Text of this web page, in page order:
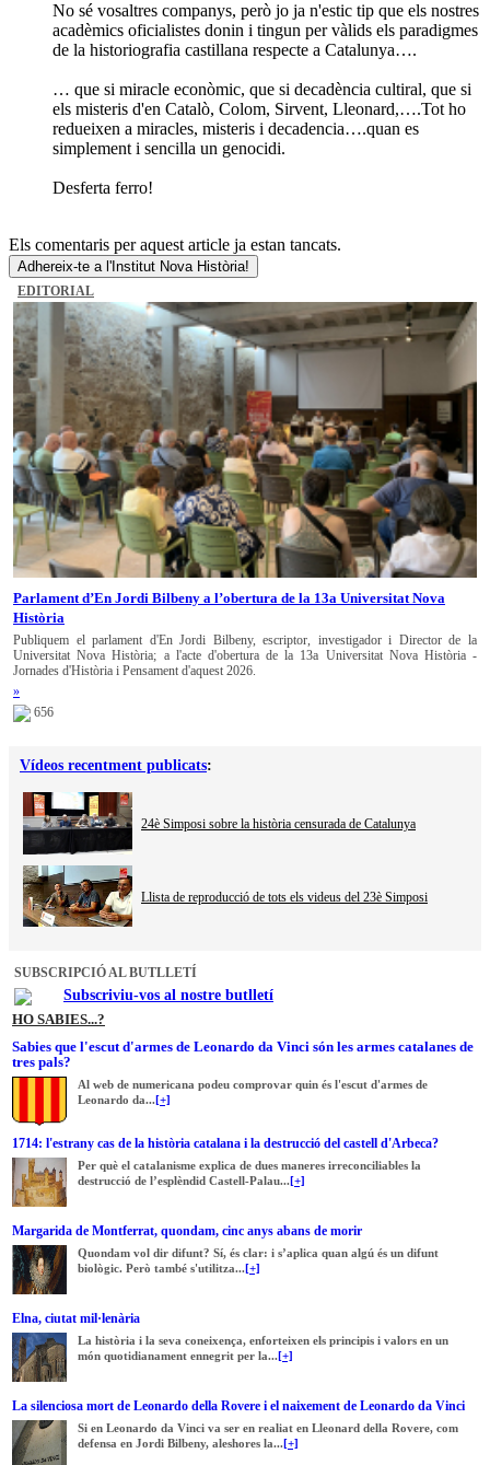
No sé vosaltres companys, però jo ja n'estic tip que els nostres
acadèmics oficialistes donin i tingun per vàlids els paradigmes
de la historiografia castillana respecte a Catalunya….
… que si miracle econòmic, que si decadència cultiral, que si
els misteris d'en Catalò, Colom, Sirvent, Lleonard,….Tot ho
redueixen a miracles, misteris i decadencia….quan es
simplement i sencilla un genocidi.
Desferta ferro!
Els comentaris per aquest article ja estan tancats.
Adhereix-te a l'Institut Nova Història!
EDITORIAL
Parlament d’En Jordi Bilbeny a l’obertura de la 13a Universitat Nova
Història
Publiquem el parlament d'En Jordi Bilbeny, escriptor, investigador i Director de la
Universitat Nova Història; a l'acte d'obertura de la 13a Universitat Nova Història -
Jornades d'Història i Pensament d'aquest 2026.
»
656
Vídeos recentment publicats:
24è Simposi sobre la història censurada de Catalunya
Llista de reproducció de tots els videus del 23è Simposi
SUBSCRIPCIÓ AL BUTLLETÍ
Subscriviu-vos al nostre butlletí
HO SABIES...?
Sabies que l'escut d'armes de Leonardo da Vinci són les armes catalanes de
tres pals?
Al web de numericana podeu comprovar quin és l'escut d'armes de
Leonardo da... [+]
1714: l'estrany cas de la història catalana i la destrucció del castell d'Arbeca?
Per què el catalanisme explica de dues maneres irreconciliables la
destrucció de l’esplèndid Castell-Palau... [+]
Margarida de Montferrat, quondam, cinc anys abans de morir
Quondam vol dir difunt? Sí, és clar: i s’aplica quan algú és un difunt
biològic. Però també s'utilitza... [+]
Elna, ciutat mil·lenària
La història i la seva coneixença, enforteixen els principis i valors en un
món quotidianament ennegrit per la... [+]
La silenciosa mort de Leonardo della Rovere i el naixement de Leonardo da Vinci
Si en Leonardo da Vinci va ser en realiat en Lleonard della Rovere, com
defensa en Jordi Bilbeny, aleshores la... [+]